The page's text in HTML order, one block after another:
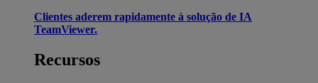
Clientes aderem rapidamente à solução de IA
TeamViewer.
Recursos